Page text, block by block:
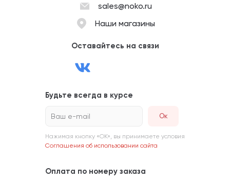
sales@noko.ru
Наши магазины
Оставайтесь на связи
Будьте всегда в курсе
Ваш e-mail
Нажимая кнопку «ОК», вы принимаете условия
Соглашения об использовании сайта
Оплата по номеру заказа